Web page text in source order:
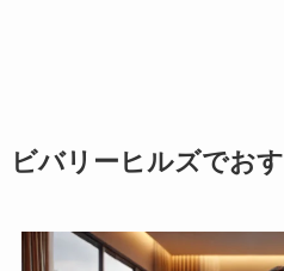
ビバリーヒルズでお